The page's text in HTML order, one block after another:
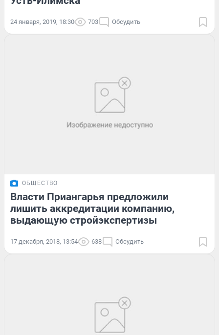
24 января, 2019, 18:30 703 Обсудить
ОБЩЕСТВО
Власти Приангарья предложили
лишить аккредитации компанию,
выдающую стройэкспертизы
17 декабря, 2018, 13:54 638 Обсудить